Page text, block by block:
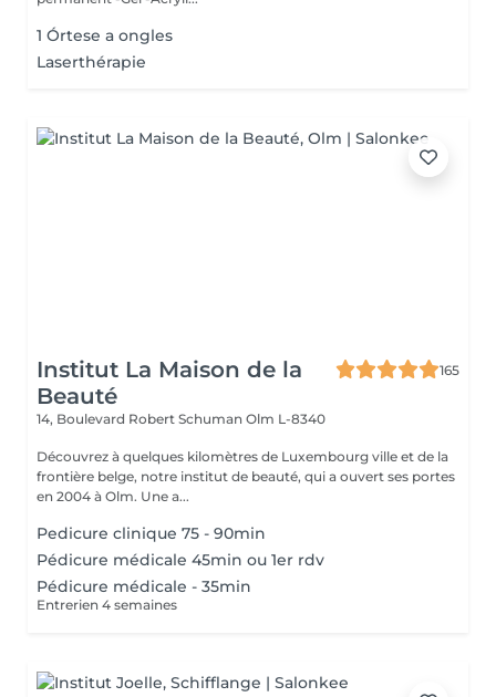
1 Órtese a ongles
Laserthérapie
Institut La Maison de la
Beauté
165
14, Boulevard Robert Schuman Olm L-8340
Découvrez à quelques kilomètres de Luxembourg ville et de la
frontière belge, notre institut de beauté, qui a ouvert ses portes
en 2004 à Olm. Une a...
Pedicure clinique 75 - 90min
Pédicure médicale 45min ou 1er rdv
Pédicure médicale - 35min
Entrerien 4 semaines